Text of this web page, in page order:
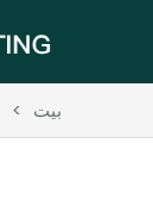
بيت >